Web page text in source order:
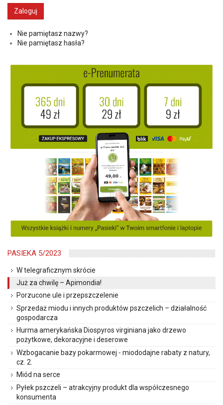
Nie pamiętasz nazwy?
Nie pamiętasz hasła?
PASIEKA 5/2023
W telegraficznym skrócie
Już za chwilę – Apimondia!
Porzucone ule i przepszczelenie
Sprzedaż miodu i innych produktów pszczelich – działalność
gospodarcza
Hurma amerykańska Diospyros virginiana jako drzewo
pożytkowe, dekoracyjne i deserowe
Wzbogacanie bazy pokarmowej - miododajne rabaty z natury,
cz. 2.
Miód na serce
Pyłek pszczeli – atrakcyjny produkt dla współczesnego
konsumenta